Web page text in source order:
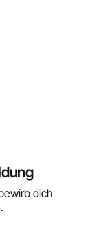
dich